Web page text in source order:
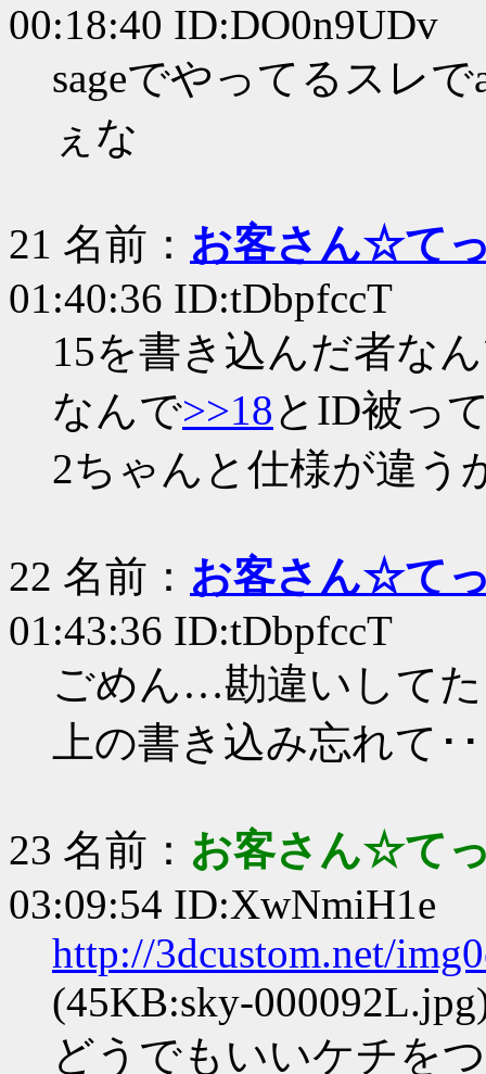
00:18:40 ID:DO0n9UDv
sageでやってるスレ
ぇな
21 名前： お客さん☆て
01:40:36 ID:tDbpfccT
15を書き込んだ者な
なんで>>18とID被っ
2ちゃんと仕様が違う
22 名前： お客さん☆て
01:43:36 ID:tDbpfccT
ごめん…勘違いして
上の書き込み忘れて･
23 名前： お客さん☆て
03:09:54 ID:XwNmiH1e
http://3dcustom.net/
(45KB:sky-
どうでもいいケチを